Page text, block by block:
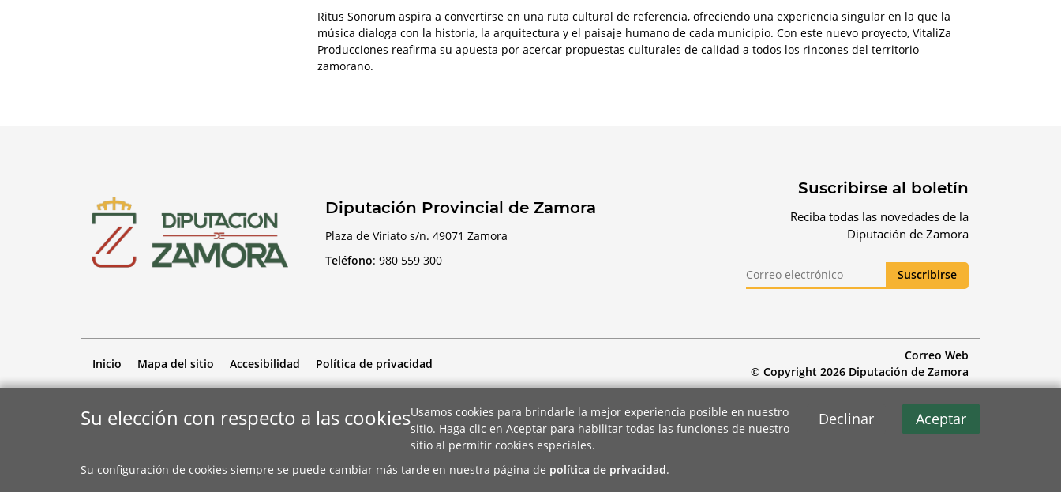
Ritus Sonorum aspira a convertirse en una ruta cultural de referencia, ofreciendo una experiencia singular en la que la
música dialoga con la historia, la arquitectura y el paisaje humano de cada municipio. Con este nuevo proyecto, VitaliZa
Producciones reafirma su apuesta por acercar propuestas culturales de calidad a todos los rincones del territorio
zamorano.
Diputación Provincial de Zamora
Plaza de Viriato s/n. 49071 Zamora
Teléfono: 980 559 300
Suscribirse al boletín
Reciba todas las novedades de la
Diputación de Zamora
Inicio Mapa del sitio Accesibilidad Política de privacidad
Correo Web
© Copyright 2026 Diputación de Zamora
Su elección con respecto a las cookies Declinar Aceptar
Usamos cookies para brindarle la mejor experiencia posible en nuestro
sitio. Haga clic en Aceptar para habilitar todas las funciones de nuestro
sitio al permitir cookies especiales.
Su configuración de cookies siempre se puede cambiar más tarde en nuestra página de política de privacidad.